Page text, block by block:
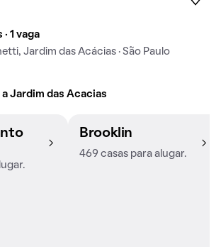
1 vaga
Jardim das Acácias · São Paulo
Jardim das Acacias
Brooklin
469 casas para alugar.